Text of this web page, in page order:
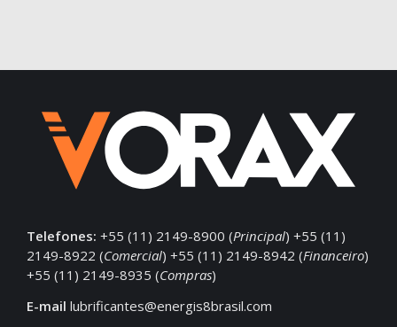
Telefones: +55 (11) 2149-8900 (Principal) +55 (11)
2149-8922 (Comercial) +55 (11) 2149-8942 (Financeiro)
+55 (11) 2149-8935 (Compras)
E-mail lubrificantes@energis8brasil.com